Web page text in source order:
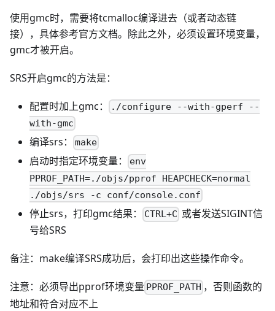
使用gmc时，需要将tcmalloc编译进去（或者动态链
接），具体参考官方文档。除此之外，必须设置环境变量，
gmc才被开启。
SRS开启gmc的方法是：
配置时加上gmc：
./configure --with-gperf --
with-gmc
编译srs： make
启动时指定环境变量：
env
PPROF_PATH=./objs/pprof HEAPCHECK=normal
./objs/srs -c conf/console.conf
停止srs，打印gmc结果： CTRL+C 或者发送SIGINT信
号给SRS
备注：make编译SRS成功后，会打印出这些操作命令。
注意：必须导出pprof环境变量 PPROF_PATH ，否则函数的
地址和符合对应不上